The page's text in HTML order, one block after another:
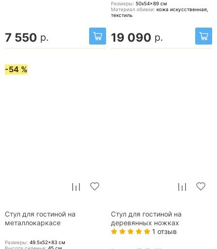
7 550 р.
Размеры: 50x54x89 см
Материал обивки: кожа искусственная,
текстиль
19 090 р.
-54 %
Стул для гостиной на
металлокаркасе
Размеры: 49.5x52x83 см
Стул для гостиной на
деревянных ножках
1 отзыв